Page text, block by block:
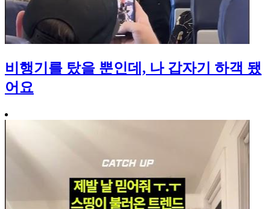
비행기를 탔을 뿐인데, 나 갑자기 하객 됐
어요